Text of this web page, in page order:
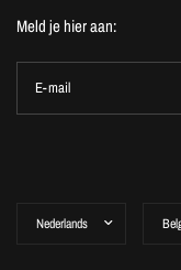
Meld je hier aan:
E-mail